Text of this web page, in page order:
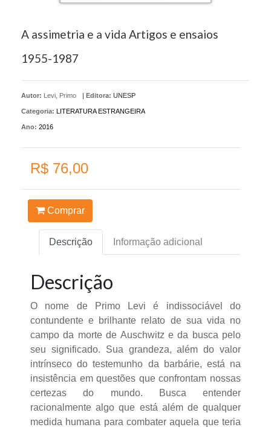
A assimetria e a vida Artigos e ensaios
1955-1987
Autor: Levi, Primo Editora: UNESP
Categoria: LITERATURA ESTRANGEIRA
Ano: 2016
R$ 76,00
Comprar
Descrição Informação adicional
Descrição
O nome de Primo Levi é indissociável do
contundente e brilhante relato de sua vida no
campo da morte de Auschwitz e da busca pelo
seu significado. Sua grandeza, além do valor
intrínseco do testemunho da barbárie, está na
insistência em questões que confrontam nossas
certezas do mundo. Busca entender
racionalmente algo que está além de qualquer
medida humana para combater aquela que teria